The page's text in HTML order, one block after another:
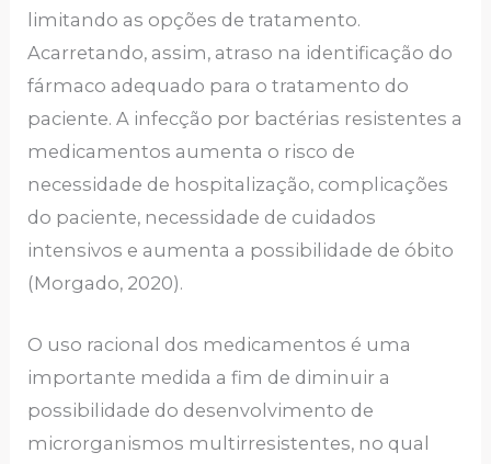
limitando as opções de tratamento.
Acarretando, assim, atraso na identificação do
fármaco adequado para o tratamento do
paciente. A infecção por bactérias resistentes a
medicamentos aumenta o risco de
necessidade de hospitalização, complicações
do paciente, necessidade de cuidados
intensivos e aumenta a possibilidade de óbito
(Morgado, 2020).
O uso racional dos medicamentos é uma
importante medida a fim de diminuir a
possibilidade do desenvolvimento de
microrganismos multirresistentes, no qual